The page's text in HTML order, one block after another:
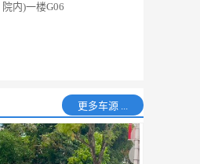
院内)一楼G06
更多车源 ...